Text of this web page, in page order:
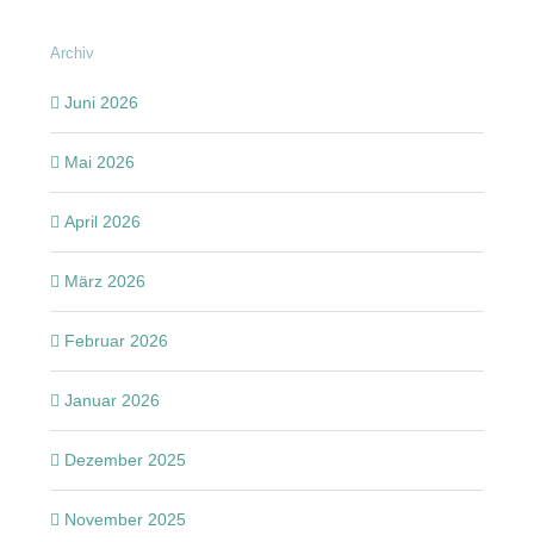
Archiv
Juni 2026
Mai 2026
April 2026
März 2026
Februar 2026
Januar 2026
Dezember 2025
November 2025